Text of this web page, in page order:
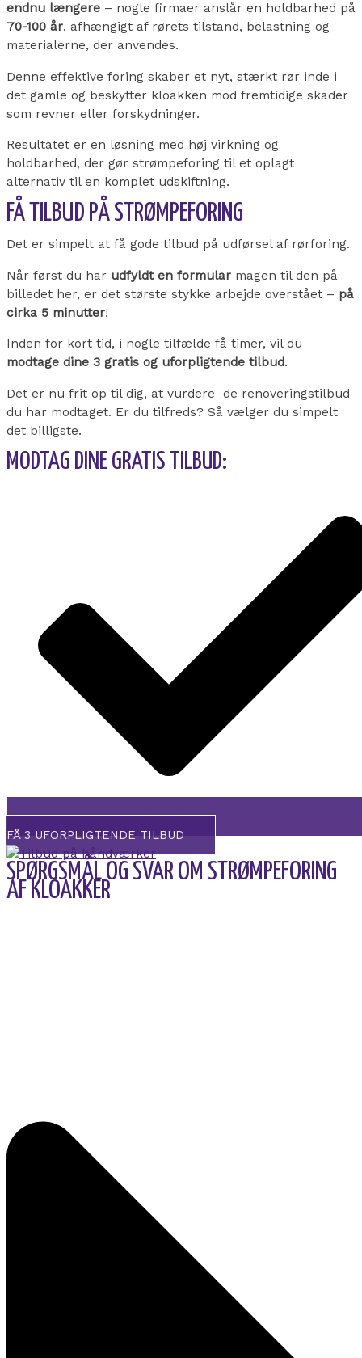
endnu længere – nogle firmaer anslår en holdbarhed på
70-100 år, afhængigt af rørets tilstand, belastning og
materialerne, der anvendes.
Denne effektive foring skaber et nyt, stærkt rør inde i
det gamle og beskytter kloakken mod fremtidige skader
som revner eller forskydninger.
Resultatet er en løsning med høj virkning og
holdbarhed, der gør strømpeforing til et oplagt
alternativ til en komplet udskiftning.
FÅ TILBUD PÅ STRØMPEFORING
Det er simpelt at få gode tilbud på udførsel af rørforing.
Når først du har udfyldt en formular magen til den på
billedet her, er det største stykke arbejde overstået – på
cirka 5 minutter!
Inden for kort tid, i nogle tilfælde få timer, vil du
modtage dine 3 gratis og uforpligtende tilbud.
Det er nu frit op til dig, at vurdere de renoveringstilbud
du har modtaget. Er du tilfreds? Så vælger du simpelt
det billigste.
MODTAG DINE GRATIS TILBUD:
FÅ 3 UFORPLIGTENDE TILBUD
SPØRGSMÅL OG SVAR OM STRØMPEFORING
AF KLOAKKER